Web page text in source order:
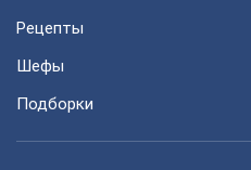
Рецепты
Шефы
Подборки